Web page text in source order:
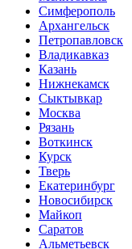
Симферополь
Архангельск
Петропавловск
Владикавказ
Казань
Нижнекамск
Сыктывкар
Москва
Рязань
Воткинск
Курск
Тверь
Екатеринбург
Новосибирск
Майкоп
Саратов
Альметьевск